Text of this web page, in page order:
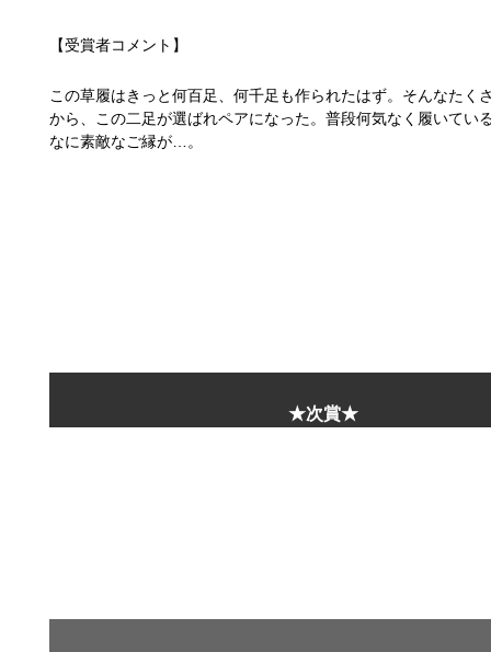
【受賞者コメント】
この草履はきっと何百足、何千足も作られたはず。そんなたく
から、この二足が選ばれペアになった。普段何気なく履いてい
なに素敵なご縁が…。
★次賞★